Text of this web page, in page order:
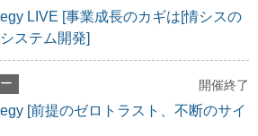
LIVE [事業成長のカギは[情シスの
ステム開発]
開催終了
[前提のゼロトラスト、不断のサイ